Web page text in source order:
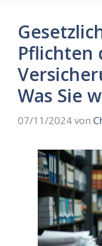
Pflichten
Was Sie
07/11/2024von